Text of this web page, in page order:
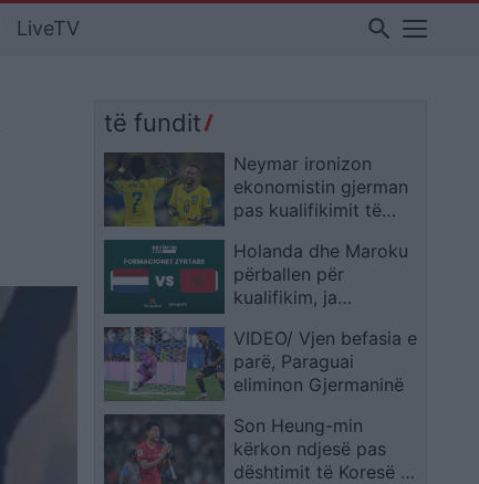
LiveTV search
të fundit
Neymar ironizon
ekonomistin gjerman
pas kualifikimit të
në Botërorin e
ardhshëm
Holanda dhe Maroku
përballen për
kualifikim, ja
VIDEO/ Vjen befasia e
parë, Paraguai
eliminon Gjermaninë
Son Heung-min
kërkon ndjesë pas
dështimit të Koresë së